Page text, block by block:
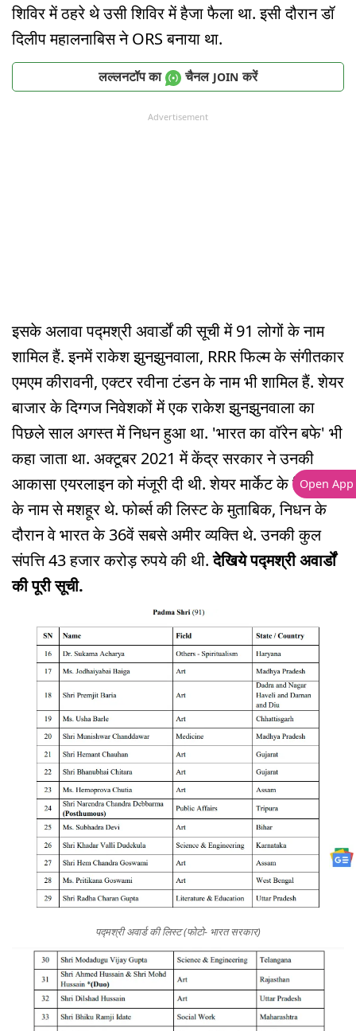
शिविर में ठहरे थे उसी शिविर में हैजा फैला था. इसी दौरान डॉ
दिलीप महालनाबिस ने ORS बनाया था.
लल्लनटॉप का चैनल JOIN करें
Advertisement
इसके अलावा पद्मश्री अवार्डों की सूची में 91 लोगों के नाम
शामिल हैं. इनमें राकेश झुनझुनवाला, RRR फिल्म के संगीतकार
एमएम कीरावनी, एक्टर रवीना टंडन के नाम भी शामिल हैं. शेयर
बाजार के दिग्गज निवेशकों में एक राकेश झुनझुनवाला का
पिछले साल अगस्त में निधन हुआ था. 'भारत का वॉरेन बफे' भी
कहा जाता था. अक्टूबर 2021 में केंद्र सरकार ने उनकी
आकासा एयरलाइन को मंजूरी दी थी. शेयर मार्केट के बिगबुल
के नाम से मशहूर थे. फोर्ब्स की लिस्ट के मुताबिक, निधन के
दौरान वे भारत के 36वें सबसे अमीर व्यक्ति थे. उनकी कुल
संपत्ति 43 हजार करोड़ रुपये की थी.देखिये पद्मश्री अवार्डों
की पूरी सूची.
पद्मश्री अवार्ड की लिस्ट (फोटो- भारत सरकार)
Open App